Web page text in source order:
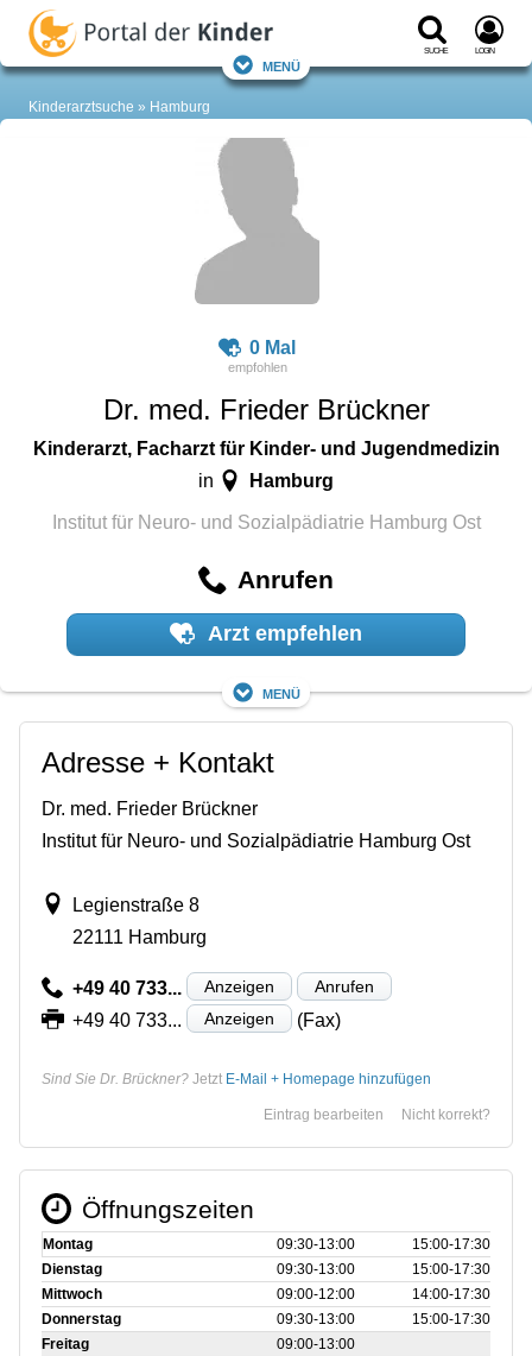
Suche Login
Menü
Kinderarztsuche Hamburg
0 Mal
Dr. med. Frieder Brückner
Kinderarzt, Facharzt für Kinder- und Jugendmedizin
in Hamburg
Institut für Neuro- und Sozialpädiatrie Hamburg Ost
Anrufen
Arzt empfehlen
Menü
Adresse + Kontakt
Dr. med. Frieder Brückner
Institut für Neuro- und Sozialpädiatrie Hamburg Ost
Legienstraße 8
22111 Hamburg
+49 40 733... Anzeigen Anrufen
+49 40 733... Anzeigen (Fax)
Sind Sie Dr. Brückner? Jetzt E-Mail + Homepage hinzufügen
Nicht korrekt?
Eintrag bearbeiten
Öffnungszeiten
Montag 09:30‑13:00
15:00‑17:30
Dienstag
09:30‑13:00
15:00‑17:30
Mittwoch
09:00‑12:00
14:00‑17:30
Donnerstag
09:30‑13:00
15:00‑17:30
Freitag
09:00‑13:00